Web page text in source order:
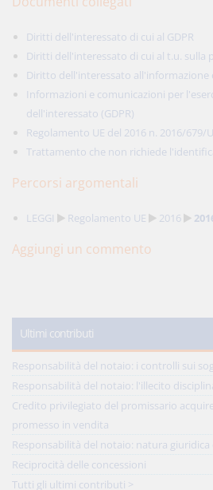
Diritti dell'interessato di cui al GDPR
Diritti dell'interessato di cui al t.u. sulla
Diritto dell'interessato all'informazione
Informazioni e comunicazioni per
dell'interessato (GDPR)
Regolamento UE del 2016 n. 2016/679/
Trattamento che non richiede
Percorsi argomentali
LEGGI Regolamento UE 2016
Aggiungi un commento
Ultimi contributi
Responsabilità del notaio: i controlli sui
Responsabilità del notaio: l'illecito
Credito privilegiato del promissario
promesso in vendita
Responsabilità del notaio: natura giuridica
Reciprocità delle concessioni
Tutti gli ultimi contributi >